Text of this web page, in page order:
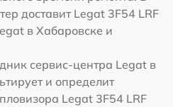
доставит Legat 3F54 LRF
в Хабаровске и
сервис-центра Legat в
и определит
Legat 3F54 LRF